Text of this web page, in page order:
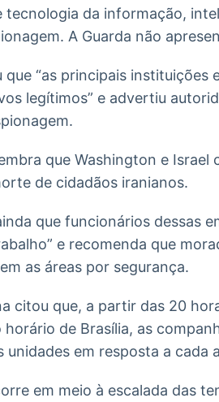
tecnologia da informação,
A Guarda não
que “as principais
legítimos” e advertiu
que Washington e
de cidadãos iranianos.
que funcionários dessas
e recomenda que
as áreas por segurança.
citou que, a partir das 20
horário de Brasília, as
unidades em resposta a cada
em meio à escalada das